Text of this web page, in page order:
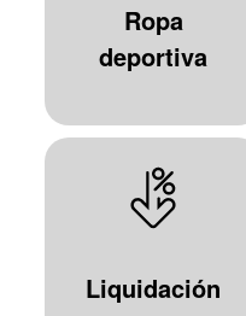
Ropa
deportiva
Liquidación